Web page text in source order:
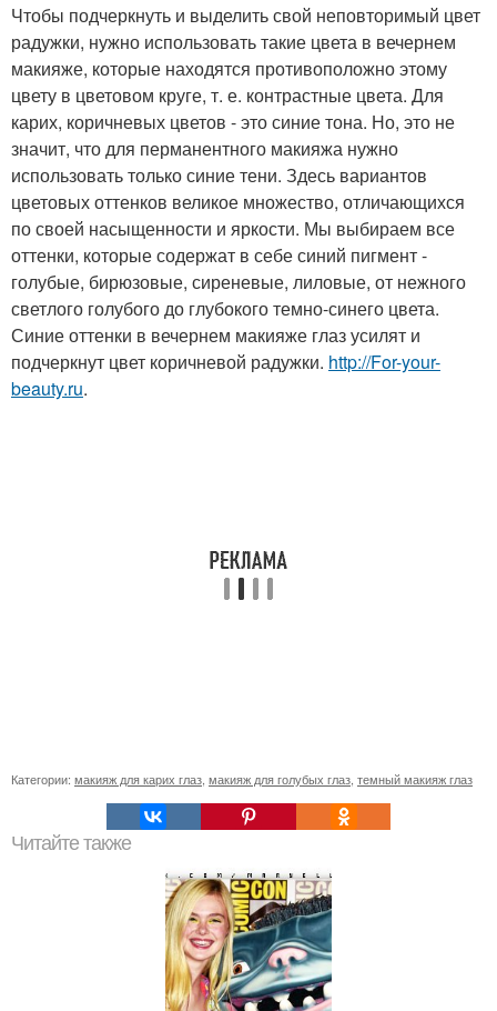
Чтобы подчеркнуть и выделить свой неповторимый цвет
радужки, нужно использовать такие цвета в вечернем
макияже, которые находятся противоположно этому
цвету в цветовом круге, т. е. контрастные цвета. Для
карих, коричневых цветов - это синие тона. Но, это не
значит, что для перманентного макияжа нужно
использовать только синие тени. Здесь вариантов
цветовых оттенков великое множество, отличающихся
по своей насыщенности и яркости. Мы выбираем все
оттенки, которые содержат в себе синий пигмент -
голубые, бирюзовые, сиреневые, лиловые, от нежного
светлого голубого до глубокого темно-синего цвета.
Синие оттенки в вечернем макияже глаз усилят и
подчеркнут цвет коричневой радужки. http://For-your-
beauty.ru.
Категории: макияж для карих глаз макияж для голубых глаз темный макияж глаз
Читайте также